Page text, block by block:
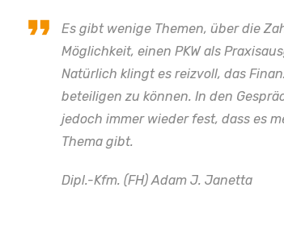
Es gibt wenige Themen, über die
Möglichkeit, einen PKW als
Natürlich klingt es reizvoll, das
beteiligen zu können. In den
jedoch immer wieder fest, dass es
Thema gibt.
Dipl.-Kfm. (FH) Adam J. Janetta